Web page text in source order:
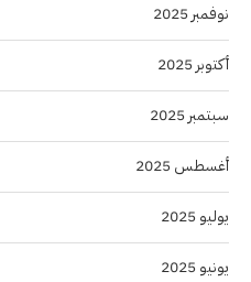
نوفمبر 2025
أكتوبر 2025
سبتمبر 2025
أغسطس 2025
يوليو 2025
يونيو 2025